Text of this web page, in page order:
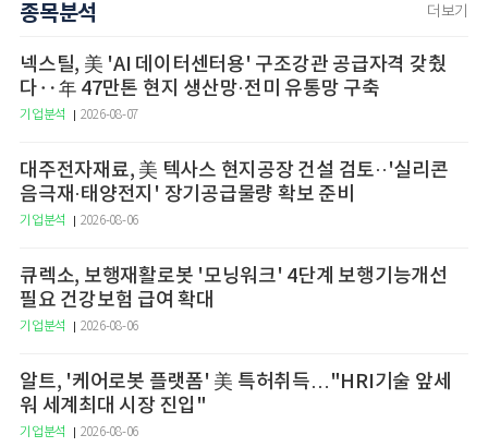
종목분석 더보기
넥스틸, 美 'AI 데이터센터용' 구조강관 공급자격 갖췄
다‥年 47만톤 현지 생산망·전미 유통망 구축
기업분석 2026-08-07
대주전자재료, 美 텍사스 현지공장 건설 검토··'실리콘
음극재·태양전지' 장기공급물량 확보 준비
기업분석 2026-08-06
큐렉소, 보행재활로봇 '모닝워크' 4단계 보행기능개선
필요 건강보험 급여 확대
기업분석 2026-08-06
알트, '케어로봇 플랫폼' 美 특허취득…"HRI기술 앞세
워 세계최대 시장 진입"
기업분석 2026-08-06